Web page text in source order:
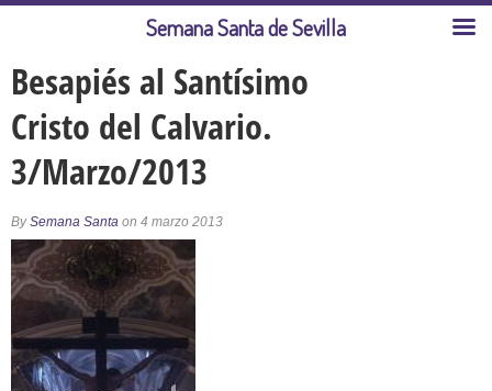
Besapiés al Santísimo
Cristo del Calvario.
3/Marzo/2013
BySemana Santa on 4 marzo 2013
Semana Santa de Sevilla